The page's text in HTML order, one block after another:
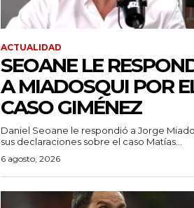
ACTUALIDAD
SEOANE LE
A MIADOSQUI POR
CASO GIMÉNEZ
Daniel Seoane le respondió a Jorge
sus declaraciones sobre el caso Matías...
6 agosto, 2026